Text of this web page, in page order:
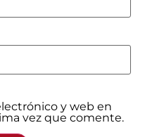
y web en
vez que comente.